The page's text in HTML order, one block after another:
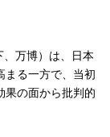
万博）は、日本
まる一方で、当初
果の面から批判的